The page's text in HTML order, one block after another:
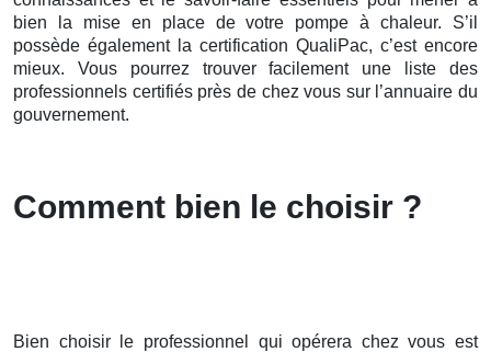
bien la mise en place de votre pompe à chaleur. S’il
possède également la certification QualiPac, c’est encore
mieux. Vous pourrez trouver facilement une liste des
professionnels certifiés près de chez vous sur l’annuaire du
gouvernement.
Comment bien le choisir ?
Bien choisir le professionnel qui opérera chez vous est